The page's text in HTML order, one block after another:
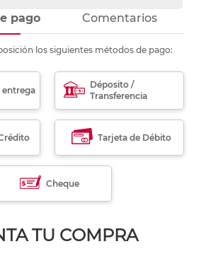
pago Comentarios
los siguientes métodos de pago:
entrega
Déposito /
Transferencia
Tarjeta de Débito
Cheque
TU COMPRA